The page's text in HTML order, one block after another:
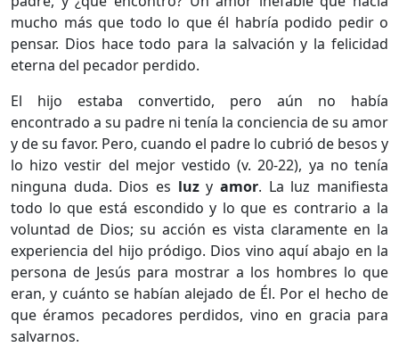
mucho más que todo lo que él habría podido pedir o
pensar. Dios hace todo para la salvación y la felicidad
eterna del pecador perdido.
El hijo estaba convertido, pero aún no había
encontrado a su padre ni tenía la conciencia de su amor
y de su favor. Pero, cuando el padre lo cubrió de besos y
lo hizo vestir del mejor vestido (v. 20-22), ya no tenía
ninguna duda. Dios es luzyamor. La luz manifiesta
todo lo que está escondido y lo que es contrario a la
voluntad de Dios; su acción es vista claramente en la
experiencia del hijo pródigo. Dios vino aquí abajo en la
persona de Jesús para mostrar a los hombres lo que
eran, y cuánto se habían alejado de Él. Por el hecho de
que éramos pecadores perdidos, vino en gracia para
salvarnos.